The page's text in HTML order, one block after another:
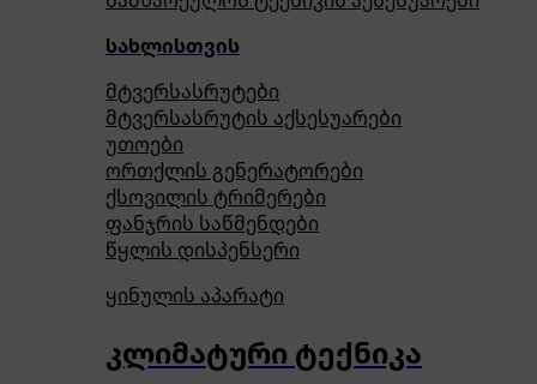
სახლისთვის
მტვერსასრუტები
მტვერსასრუტის აქსესუარები
უთოები
ორთქლის გენერატორები
ქსოვილის ტრიმერები
ფანჯრის საწმენდები
წყლის დისპენსერი
ყინულის აპარატი
კლიმატური ტექნიკა